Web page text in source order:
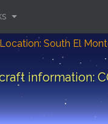
Location: South El
information: